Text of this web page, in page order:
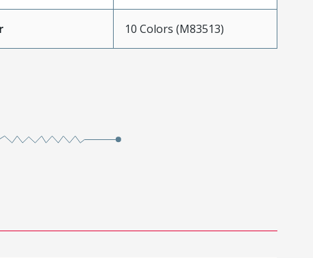
10 Colors (M83513)